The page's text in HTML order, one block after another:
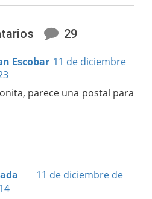
29
Escobar 11 de diciembre
parece una postal para
11 de diciembre de